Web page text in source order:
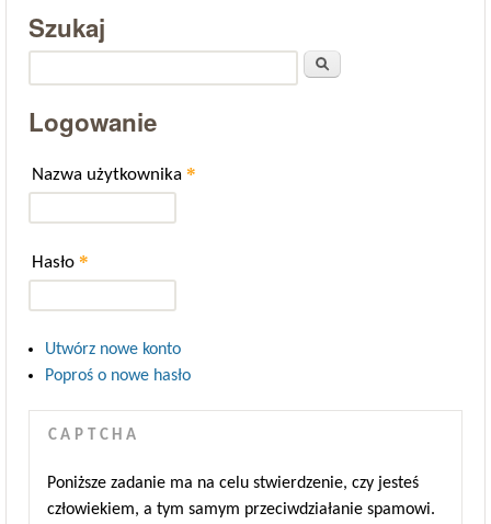
Szukaj
Logowanie
Nazwa użytkownika *
Hasło *
Utwórz nowe konto
Poproś o nowe hasło
CAPTCHA
Poniższe zadanie ma na celu stwierdzenie, czy jesteś
człowiekiem, a tym samym przeciwdziałanie spamowi.